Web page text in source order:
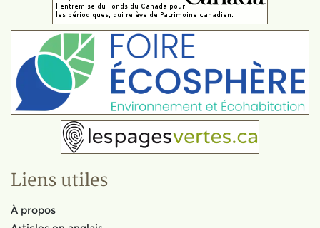
Liens utiles
À propos